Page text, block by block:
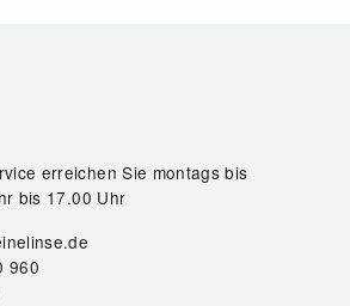
erreichen Sie montags bis
bis 17.00 Uhr
960